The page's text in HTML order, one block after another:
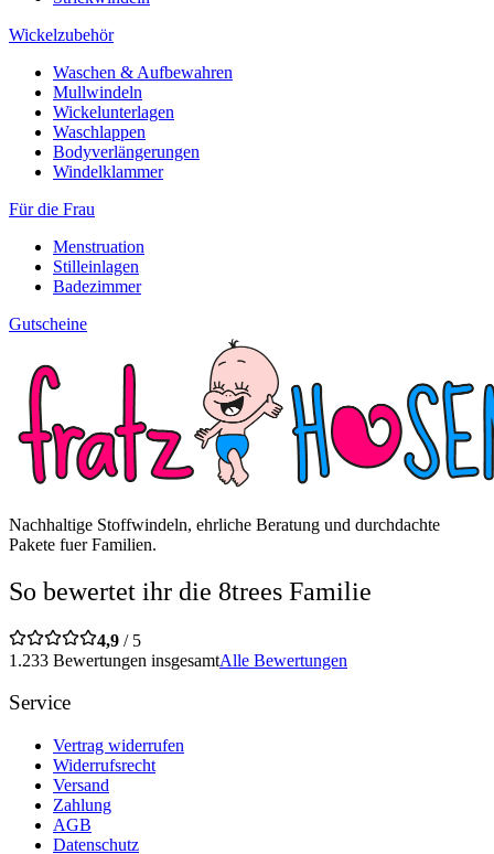
Wickelzubehör
Waschen & Aufbewahren
Mullwindeln
Wickelunterlagen
Waschlappen
Bodyverlängerungen
Windelklammer
Für die Frau
Menstruation
Stilleinlagen
Badezimmer
Gutscheine
Nachhaltige Stoffwindeln, ehrliche Beratung und durchdachte
Pakete fuer Familien.
So bewertet ihr die 8trees Familie
4,9 / 5
1.233 Bewertungen insgesamtAlle Bewertungen
Service
Vertrag widerrufen
Widerrufsrecht
Versand
Zahlung
AGB
Datenschutz